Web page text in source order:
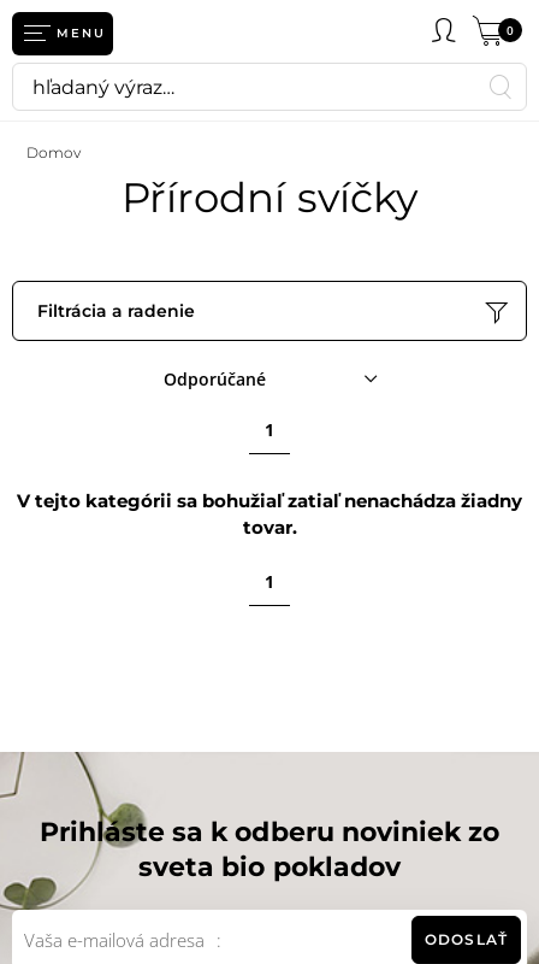
MENU 0
Domov
Přírodní svíčky
Filtrácia a radenie
Odporúčané
1
V tejto kategórii sa bohužiaľ zatiaľ nenachádza žiadny
tovar.
1
Prihláste sa k odberu noviniek zo
sveta bio pokladov
ODOSLAŤ